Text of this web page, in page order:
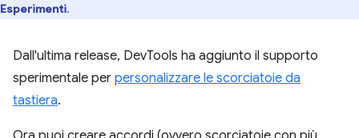
Esperimenti.
Dall'ultima release, DevTools ha aggiunto il supporto
sperimentale per personalizzare le scorciatoie da
tastiera.